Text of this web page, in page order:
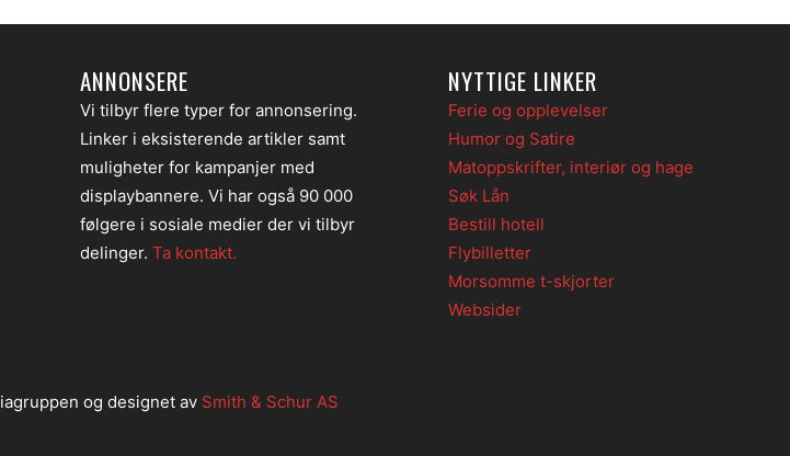
ANNONSERE
Vi tilbyr flere typer for annonsering.
Linker i eksisterende artikler samt
muligheter for kampanjer med
displaybannere. Vi har også 90 000
følgere i sosiale medier der vi tilbyr
delinger. Ta kontakt.
NYTTIGE LINKER
Ferie og opplevelser
Humor og Satire
Matoppskrifter, interiør og hage
Søk Lån
Bestill hotell
Flybilletter
Morsomme t-skjorter
Websider
og designet av Smith & Schur AS